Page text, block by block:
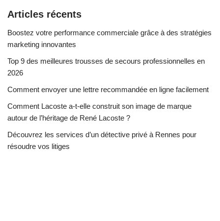
Articles récents
Boostez votre performance commerciale grâce à des stratégies
marketing innovantes
Top 9 des meilleures trousses de secours professionnelles en
2026
Comment envoyer une lettre recommandée en ligne facilement
Comment Lacoste a-t-elle construit son image de marque
autour de l’héritage de René Lacoste ?
Découvrez les services d’un détective privé à Rennes pour
résoudre vos litiges